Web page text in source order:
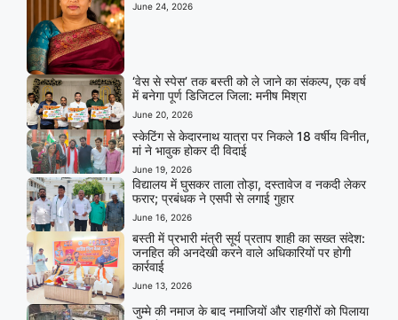
June 24, 2026
‘वेस से स्पेस’ तक बस्ती को ले जाने का संकल्प, एक वर्ष
में बनेगा पूर्ण डिजिटल जिला: मनीष मिश्रा
June 20, 2026
स्केटिंग से केदारनाथ यात्रा पर निकले 18 वर्षीय विनीत,
मां ने भावुक होकर दी विदाई
June 19, 2026
विद्यालय में घुसकर ताला तोड़ा, दस्तावेज व नकदी लेकर
फरार; प्रबंधक ने एसपी से लगाई गुहार
June 16, 2026
बस्ती में प्रभारी मंत्री सूर्य प्रताप शाही का सख्त संदेश:
जनहित की अनदेखी करने वाले अधिकारियों पर होगी
कार्रवाई
June 13, 2026
जुम्मे की नमाज के बाद नमाजियों और राहगीरों को पिलाया